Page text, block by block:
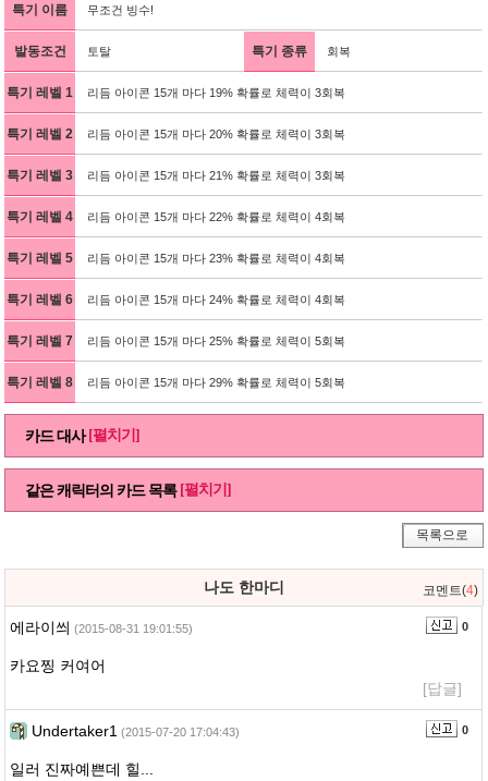
특기 이름 무조건 빙수!
발동조건 토탈 특기 종류 회복
특기 레벨 1 리듬 아이콘 15개 마다 19% 확률로 체력이 3회복
특기 레벨 2 리듬 아이콘 15개 마다 20% 확률로 체력이 3회복
특기 레벨 3 리듬 아이콘 15개 마다 21% 확률로 체력이 3회복
특기 레벨 4 리듬 아이콘 15개 마다 22% 확률로 체력이 4회복
특기 레벨 5 리듬 아이콘 15개 마다 23% 확률로 체력이 4회복
특기 레벨 6 리듬 아이콘 15개 마다 24% 확률로 체력이 4회복
특기 레벨 7 리듬 아이콘 15개 마다 25% 확률로 체력이 5회복
특기 레벨 8 리듬 아이콘 15개 마다 29% 확률로 체력이 5회복
카드 대사 [펼치기]
같은 캐릭터의 카드 목록 [펼치기]
목록으로
나도 한마디 코멘트(4)
에라이씌 (2015-08-31 19:01:55) 0
카요찡 커여어
[답글]
Undertaker1 (2015-07-20 17:04:43) 0
일러 진짜예쁜데 힐...